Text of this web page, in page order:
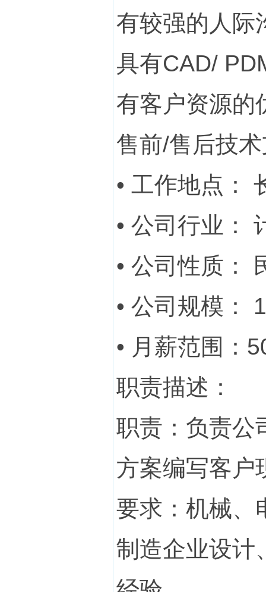
有较强的人际
具有CAD/
有客户资源的
售前/售后技
• 工作地点：
• 公司行业：
• 公司性质：
• 公司规模：
• 月薪范围：
职责描述：
职责：负责公
方案编写客户
要求：机械、
制造企业设计